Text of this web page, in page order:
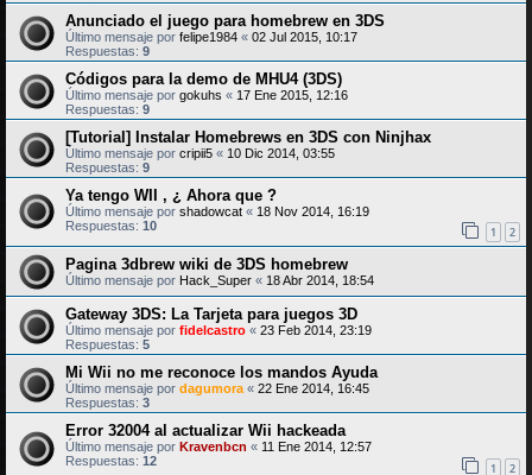
Anunciado el juego para homebrew en 3DS
Último mensaje por felipe1984 « 02 Jul 2015, 10:17
Respuestas: 9
Códigos para la demo de MHU4 (3DS)
Último mensaje por gokuhs « 17 Ene 2015, 12:16
Respuestas: 9
[Tutorial] Instalar Homebrews en 3DS con Ninjhax
Último mensaje por cripii5 « 10 Dic 2014, 03:55
Respuestas: 9
Ya tengo WII , ¿ Ahora que ?
Último mensaje por shadowcat « 18 Nov 2014, 16:19
Respuestas: 10 1 2
Pagina 3dbrew wiki de 3DS homebrew
Último mensaje por Hack_Super « 18 Abr 2014, 18:54
Gateway 3DS: La Tarjeta para juegos 3D
Último mensaje por fidelcastro « 23 Feb 2014, 23:19
Respuestas: 5
Mi Wii no me reconoce los mandos Ayuda
Último mensaje por dagumora« 22 Ene 2014, 16:45
Respuestas: 3
Error 32004 al actualizar Wii hackeada
Último mensaje por Kravenbcn « 11 Ene 2014, 12:57
Respuestas: 12 1 2